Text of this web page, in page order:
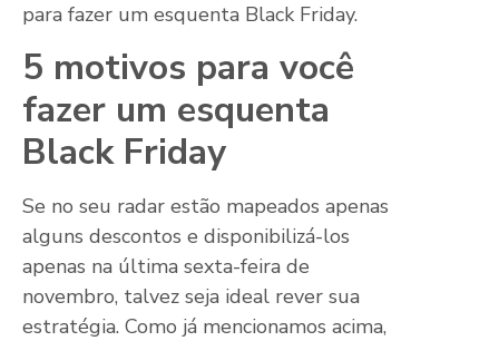
para fazer um esquenta Black Friday.
5 motivos para você
fazer um esquenta
Black Friday
Se no seu radar estão mapeados apenas
alguns descontos e disponibilizá-los
apenas na última sexta-feira de
novembro, talvez seja ideal rever sua
estratégia. Como já mencionamos acima,